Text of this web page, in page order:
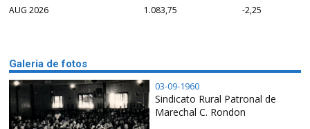
AUG 2026 1.083,75 -2,25
Galeria de fotos
03-09-1960
Sindicato Rural Patronal de
Marechal C. Rondon